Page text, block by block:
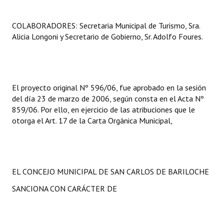
Antiguos Pobladores
Datos Históricos
Premio al Mérito - Registro
COLABORADORES: Secretaria Municipal de Turismo, Sra.
Alicia Longoni y Secretario de Gobierno, Sr. Adolfo Foures.
El proyecto original Nº 596/06, fue aprobado en la sesión
del día 23 de marzo de 2006, según consta en el Acta Nº
859/06. Por ello, en ejercicio de las atribuciones que le
otorga el Art. 17 de la Carta Orgánica Municipal,
EL CONCEJO MUNICIPAL DE SAN CARLOS DE BARILOCHE
SANCIONA CON CARÁCTER DE